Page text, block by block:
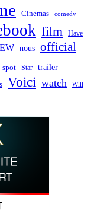
Cinemas comedy
film Have
nous official
spot Star trailer
Voici watch Will